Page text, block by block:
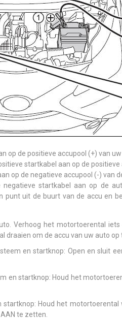
op de positieve accupool (+) van uw
startkabel aan op de
op de negatieve accupool (-) van
startkabel aan op de
punt uit de buurt van de accu en
Verhoog het motortoerental
om de accu van uw auto op
en startknop: Open en sluit
en startknop: Houd het
Houd het
te zetten.